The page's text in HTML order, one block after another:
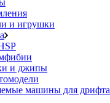
и игрушки
и джипы
машины для дрифта